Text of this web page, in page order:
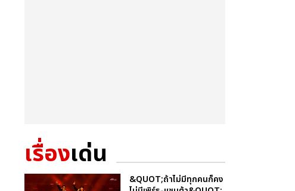
เรื่องเด่น
&QUOT;ถ้าไม่มีทุกคนก็คง